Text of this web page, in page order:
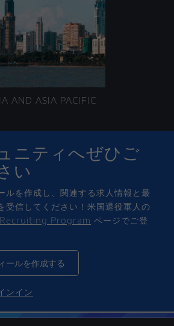
AND ASIA PACIFIC
ニティへぜひご
い
ルを作成し、関連する求人情報と最
受信してください！米国退役軍人の
Program ページでご登
ールを作成する
ンイン